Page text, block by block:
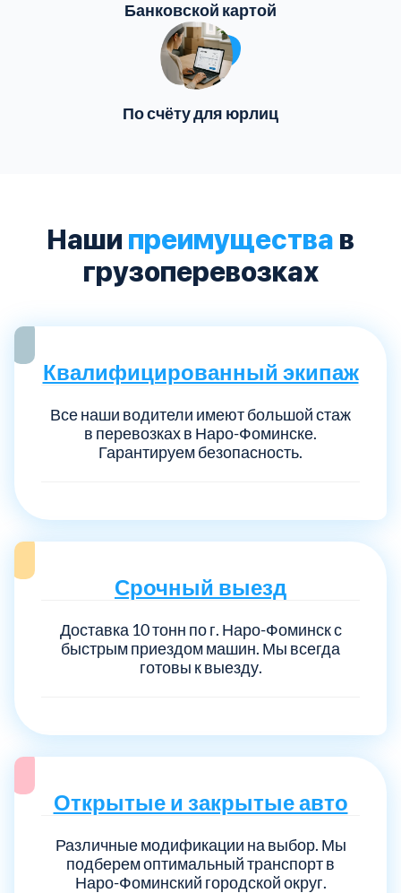
Банковской картой
По счёту для юрлиц
Наши преимущества в
грузоперевозках
Квалифицированный экипаж
Все наши водители имеют большой стаж
в перевозках в Наро-Фоминске.
Гарантируем безопасность.
Срочный выезд
Доставка 10 тонн по г. Наро-Фоминск с
быстрым приездом машин. Мы всегда
готовы к выезду.
Открытые и закрытые авто
Различные модификации на выбор. Мы
подберем оптимальный транспорт в
Наро-Фоминский городской округ.